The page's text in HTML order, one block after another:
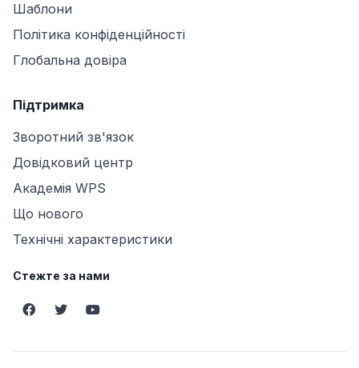
Шаблони
Політика конфіденційності
Глобальна довіра
Підтримка
Зворотний зв'язок
Довідковий центр
Академія WPS
Що нового
Технічні характеристики
Стежте за нами